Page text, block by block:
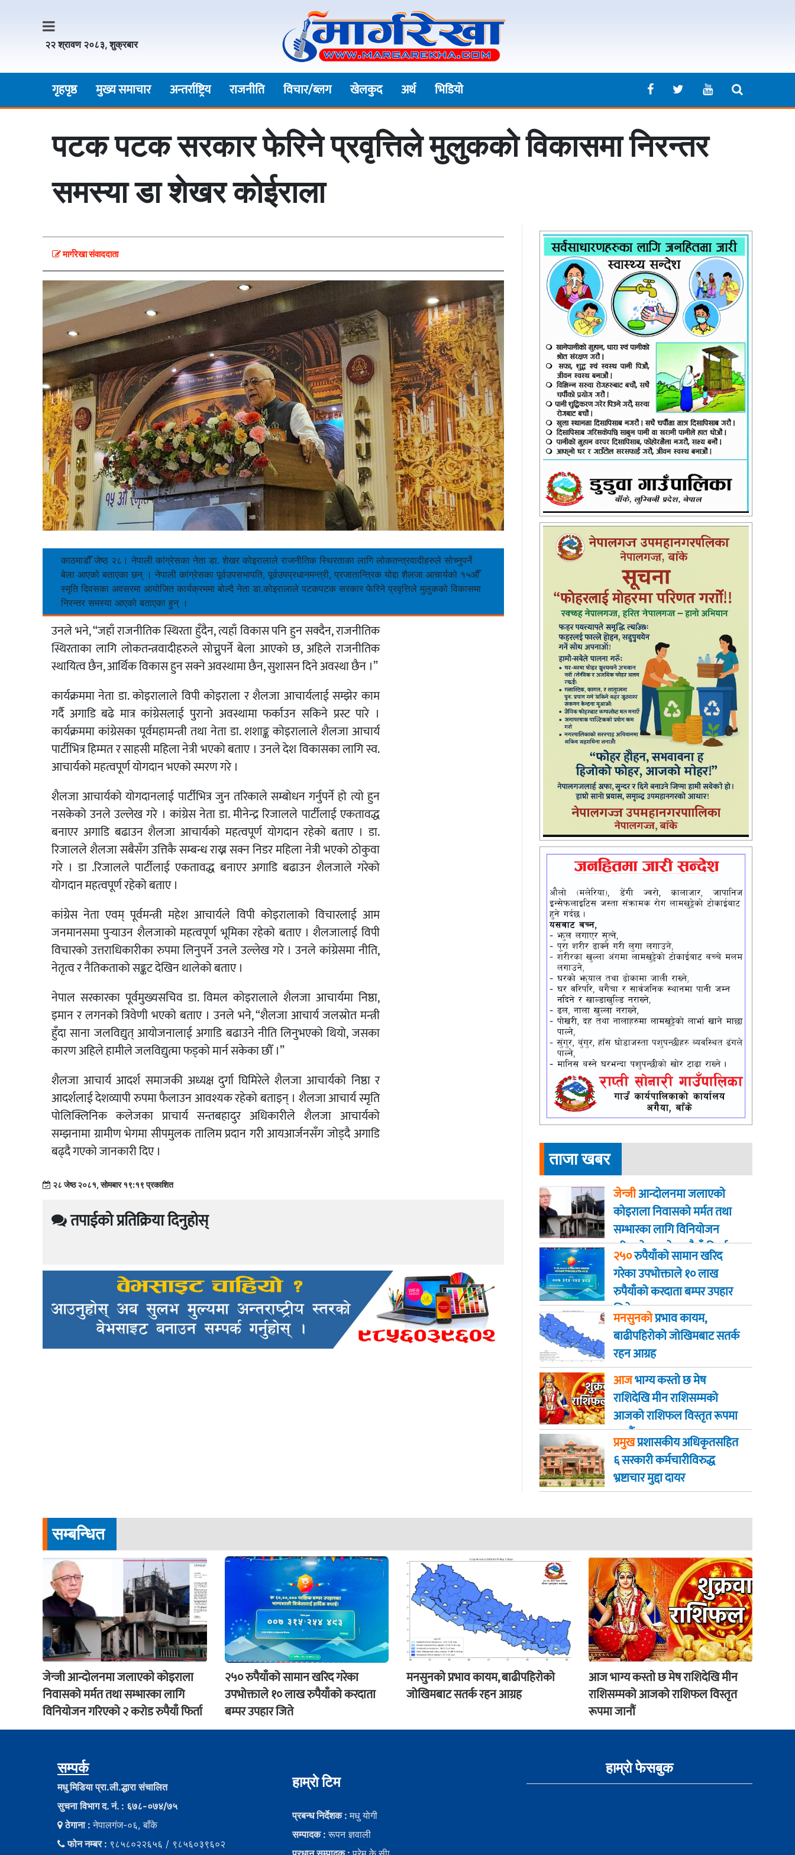
२२ श्रावण २०८३, शुक्रबार
गृहपृष्ठ मुख्य समाचार अन्तर्राष्ट्रिय राजनीति विचार/ब्लग खेलकुद अर्थ भिडियाे
पटक पटक सरकार फेरिने प्रवृत्तिले मुलुकको विकासमा निरन्तर
समस्या डा शेखर काेईराला
मार्गरेखा संवाददाता
काठमाडौँ जेष्ठ २८। नेपाली कांग्रेसका नेता डा. शेखर कोइरालाले राजनीतिक स्थिरताका लागि लोकतन्त्रवादीहरुले सोच्नुपर्ने
बेला आएको बताएका छन् । नेपाली कांग्रेसका पूर्वउपसभापति, पूर्वउपप्रधानमन्त्री, प्रजातान्त्रिक योद्दा शैलजा आचार्यको १५औँ
स्मृति दिवसका अवसरमा आयोजित कार्यक्रममा बोल्दै नेता डा.कोइरालाले पटकपटक सरकार फेरिने प्रवृत्तिले मुलुकको विकासमा
निरन्तर समस्या आएको बताएका हुन् ।
उनले भने, “जहाँ राजनीतिक स्थिरता हुँदैन, त्यहाँ विकास पनि हुन सक्दैन, राजनीतिक
स्थिरताका लागि लोकतन्त्रवादीहरुले सोच्नुपर्ने बेला आएको छ, अहिले राजनीतिक
स्थायित्व छैन, आर्थिक विकास हुन सक्ने अवस्थामा छैन, सुशासन दिने अवस्था छैन ।”
कार्यक्रममा नेता डा. कोइरालाले विपी कोइराला र शैलजा आचार्यलाई सम्झेर काम
गर्दै अगाडि बढे मात्र कांग्रेसलाई पुरानो अवस्थामा फर्काउन सकिने प्रस्ट पारे ।
कार्यक्रममा कांग्रेसका पूर्वमहामन्त्री तथा नेता डा. शशाङ्क कोइरालाले शैलजा आचार्य
पार्टीभित्र हिम्मत र साहसी महिला नेत्री भएको बताए । उनले देश विकासका लागि स्व.
आचार्यको महत्वपूर्ण योगदान भएको स्मरण गरे ।
शैलजा आचार्यको योगदानलाई पार्टीभित्र जुन तरिकाले सम्बोधन गर्नुपर्ने हो त्यो हुन
नसकेको उनले उल्लेख गरे । कांग्रेस नेता डा. मीनेन्द्र रिजालले पार्टीलाई एकतावद्ध
बनाएर अगाडि बढाउन शैलजा आचार्यको महत्वपूर्ण योगदान रहेको बताए । डा.
रिजालले शैलजा सबैसँग उत्तिकै सम्बन्ध राख्न सक्न निडर महिला नेत्री भएको ठोकुवा
गरे । डा .रिजालले पार्टीलाई एकतावद्ध बनाएर अगाडि बढाउन शैलजाले गरेको
योगदान महत्वपूर्ण रहेको बताए ।
कांग्रेस नेता एवम् पूर्वमन्त्री महेश आचार्यले विपी कोइरालाको विचारलाई आम
जनमानसमा पुर्‍याउन शैलजाको महत्वपूर्ण भूमिका रहेको बताए । शैलजालाई विपी
विचारको उत्तराधिकारीका रुपमा लिनुपर्ने उनले उल्लेख गरे । उनले कांग्रेसमा नीति,
नेतृत्व र नैतिकताको सङ्कट देखिन थालेको बताए ।
नेपाल सरकारका पूर्वमुख्यसचिव डा. विमल कोइरालाले शैलजा आचार्यमा निष्ठा,
इमान र लगनको त्रिवेणी भएको बताए । उनले भने, “शैलजा आचार्य जलस्रोत मन्त्री
हुँदा साना जलविद्युत् आयोजनालाई अगाडि बढाउने नीति लिनुभएको थियो, जसका
कारण अहिले हामीले जलविद्युत्मा फड्को मार्न सकेका छौँ ।”
शैलजा आचार्य आदर्श समाजकी अध्यक्ष दुर्गा घिमिरेले शैलजा आचार्यको निष्ठा र
आदर्शलाई देशव्यापी रुपमा फैलाउन आवश्यक रहेको बताइन् । शैलजा आचार्य स्मृति
पोलिक्लिनिक कलेजका प्राचार्य सन्तबहादुर अधिकारीले शैलजा आचार्यको
सम्झनामा ग्रामीण भेगमा सीपमुलक तालिम प्रदान गरी आयआर्जनसँग जोड्दै अगाडि
बढ्दै गएको जानकारी दिए ।
२८ जेष्ठ २०८१, सोमबार १९:१९ प्रकाशित
तपाईको प्रतिक्रिया दिनुहोस्
ताजा खबर
जेन्जीआन्दोलनमा जलाएकाे
कोइराला निवासको मर्मत तथा
सम्भारका लागि विनियोजन
गरिएको २ करोड रुपैयाँ फिर्ता
२५०रुपैयाँको सामान खरिद
गरेका उपभोक्ताले १० लाख
रुपैयाँको करदाता बम्पर उपहार
जिते
मनसुनकोप्रभाव कायम,
बाढीपहिरोको जोखिमबाट सतर्क
रहन आग्रह
आजभाग्य कस्ताे छ मेष
राशिदेखि मीन राशिसम्मको
आजको राशिफल विस्तृत रूपमा
जानौं
प्रमुखप्रशासकीय अधिकृतसहित
६ सरकारी कर्मचारीविरुद्ध
भ्रष्टाचार मुद्दा दायर
सम्बन्धित
जेन्जी आन्दोलनमा जलाएकाे कोइराला
निवासको मर्मत तथा सम्भारका लागि
विनियोजन गरिएको २ करोड रुपैयाँ फिर्ता
२५० रुपैयाँको सामान खरिद गरेका
उपभोक्ताले १० लाख रुपैयाँको करदाता
बम्पर उपहार जिते
मनसुनको प्रभाव कायम, बाढीपहिरोको
जोखिमबाट सतर्क रहन आग्रह
आज भाग्य कस्ताे छ मेष राशिदेखि मीन
राशिसम्मको आजको राशिफल विस्तृत
रूपमा जानौं
सम्पर्क
मधु मिडिया प्रा.ली.द्धारा संचालित
सुचना विभाग द. नं. : ६७८-०७४/७५
ठेगाना :नेपालगंज-०६, बाँके
फोन नम्बर : ९८५८०२२६५६ / ९८५६०३९६०२
हाम्राे टिम
प्रबन्ध निर्देशक :मधु याेगी
सम्पादक :रूपन ज्ञवाली
हाम्राे फेसबुक